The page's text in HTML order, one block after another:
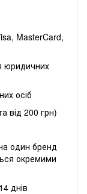
MasterCard,
юридичних
осіб
від 200 грн)
один бренд
окремими
днів